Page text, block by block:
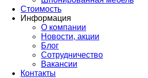
Стоимость
Информация
О компании
Новости, акции
Блог
Сотрудничество
Вакансии
Контакты